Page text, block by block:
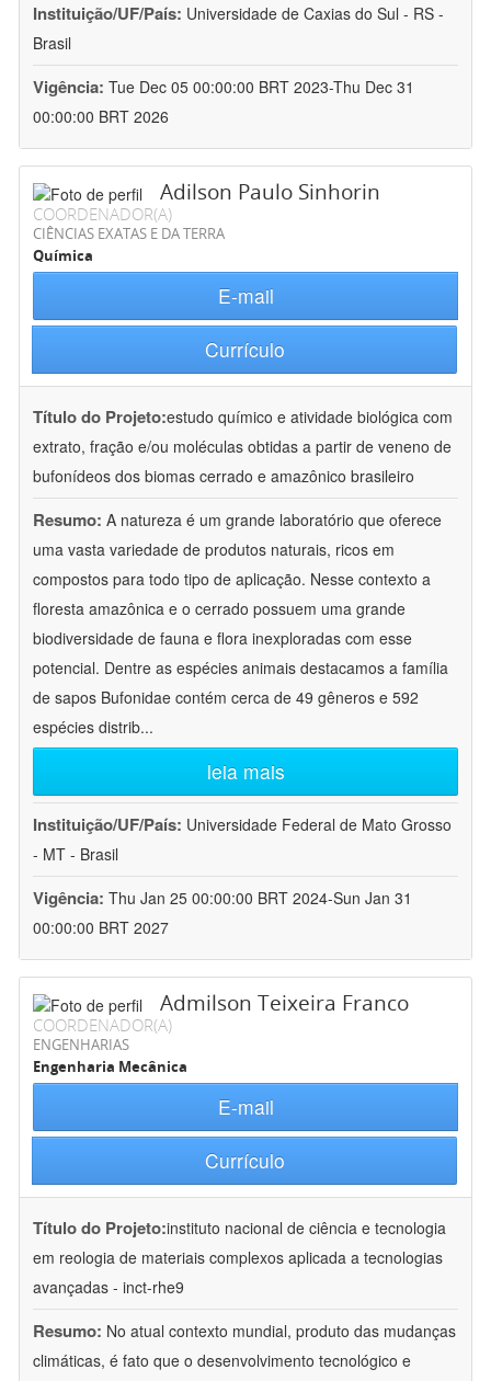
Instituição/UF/País: Universidade de Caxias do Sul - RS -
Brasil
Vigência: Tue Dec 05 00:00:00 BRT 2023-Thu Dec 31
00:00:00 BRT 2026
Adilson Paulo Sinhorin
COORDENADOR(A)
CIÊNCIAS EXATAS E DA TERRA
Química
E-mail
Currículo
Título do Projeto:estudo químico e atividade biológica com
extrato, fração e/ou moléculas obtidas a partir de veneno de
bufonídeos dos biomas cerrado e amazônico brasileiro
Resumo: A natureza é um grande laboratório que oferece
uma vasta variedade de produtos naturais, ricos em
compostos para todo tipo de aplicação. Nesse contexto a
floresta amazônica e o cerrado possuem uma grande
biodiversidade de fauna e flora inexploradas com esse
potencial. Dentre as espécies animais destacamos a família
de sapos Bufonidae contém cerca de 49 gêneros e 592
espécies distrib...
leia mais
Instituição/UF/País: Universidade Federal de Mato Grosso
- MT - Brasil
Vigência: Thu Jan 25 00:00:00 BRT 2024-Sun Jan 31
00:00:00 BRT 2027
Admilson Teixeira Franco
COORDENADOR(A)
ENGENHARIAS
Engenharia Mecânica
E-mail
Currículo
Título do Projeto:instituto nacional de ciência e tecnologia
em reologia de materiais complexos aplicada a tecnologias
avançadas - inct-rhe9
Resumo: No atual contexto mundial, produto das mudanças
climáticas, é fato que o desenvolvimento tecnológico e